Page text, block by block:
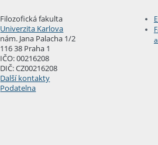
Filozofická fakulta
Univerzita Karlova
nám. Jana Palacha 1/2
116 38 Praha 1
IČO: 00216208
DIČ: CZ00216208
Další kontakty
Podatelna